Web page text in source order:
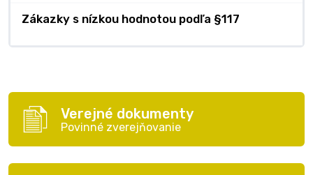
Zákazky s nízkou hodnotou podľa §117
Verejné dokumenty
Povinné zverejňovanie